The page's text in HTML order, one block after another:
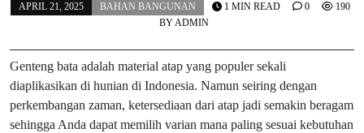
APRIL 21, 2025
BAHAN BANGUNAN
BYADMIN
1 MIN READ 0 190
Genteng bata adalah material atap yang populer sekali
diaplikasikan di hunian di Indonesia. Namun seiring dengan
perkembangan zaman, ketersediaan dari atap jadi semakin beragam
sehingga Anda dapat memilih varian mana paling sesuai kebutuhan